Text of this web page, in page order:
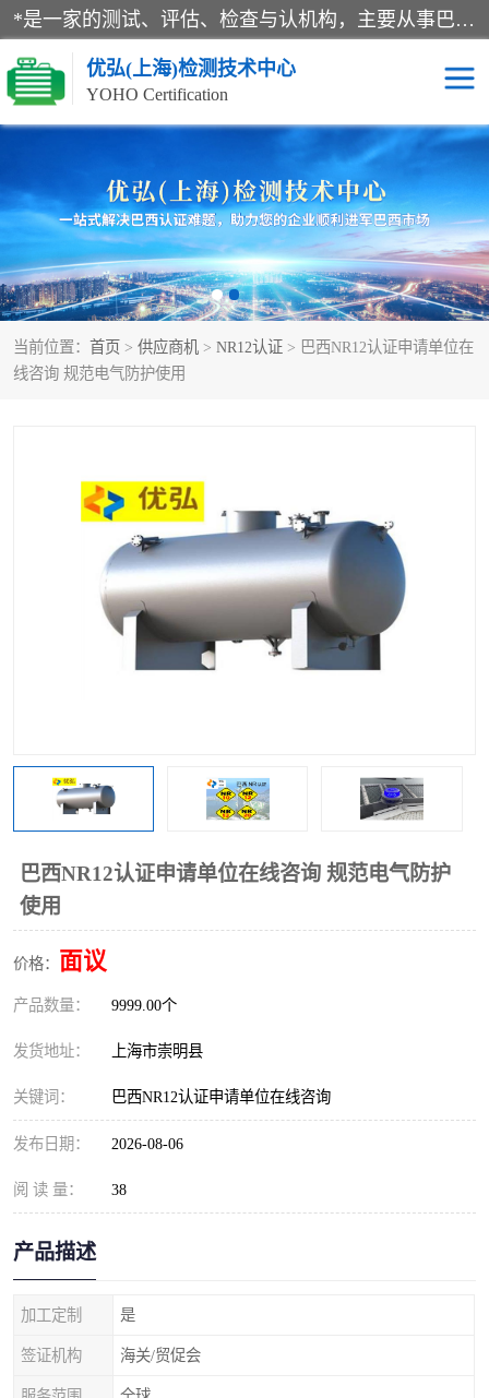
*是一家的测试、评估、检查与认机构，主要从事巴西NR10认证、NR12认证、NR13认证；ANATEL认证、INMTRO认证，欧盟CE认证：MD认证，PED认证，MID认证，ATEX认证，德国蓝色天使认证。
优弘(上海)检测技术中心
YOHO Certification
当前位置： 首页 > 供应商机 > NR12认证 > 巴西NR12认证申请单位在
线咨询 规范电气防护使用
巴西NR12认证申请单位在线咨询 规范电气防护
使用
价格： 面议
产品数量： 9999.00个
发货地址： 上海市崇明县
关键词： 巴西NR12认证申请单位在线咨询
发布日期： 2026-08-06
阅 读 量： 38
产品描述
加工定制 是
签证机构 海关/贸促会
RECYCLASS认证 NR10认证
NR12认证 NR13认证
ART认证 巴西NR认证
巴西认证 RETIE认证